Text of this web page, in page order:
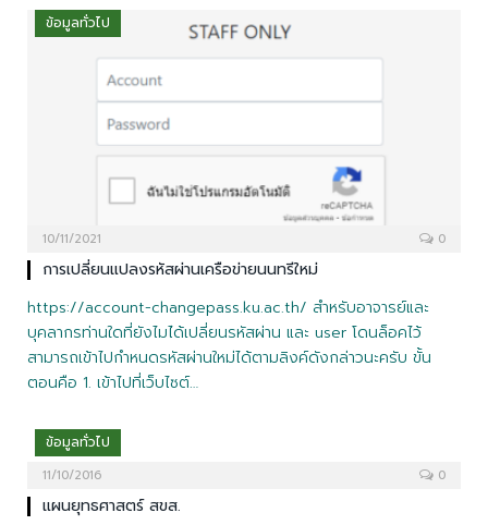
ข้อมูลทั่วไป
10/11/2021 0
การเปลี่ยนแปลงรหัสผ่านเครือข่ายนนทรีใหม่
https://account-changepass.ku.ac.th/ สำหรับอาจารย์และ
บุคลากรท่านใดที่ยังไมไ่ด้เปลี่ยนรหัสผ่าน และ user โดนล็อคไว้
สามารถเข้าไปกำหนดรหัสผ่านใหม่ได้ตามลิงค์ดังกล่าวนะครับ ขั้น
ตอนคือ 1. เข้าไปที่เว็บไซต์…
ข้อมูลทั่วไป
11/10/2016 0
แผนยุทธศาสตร์ สขส.